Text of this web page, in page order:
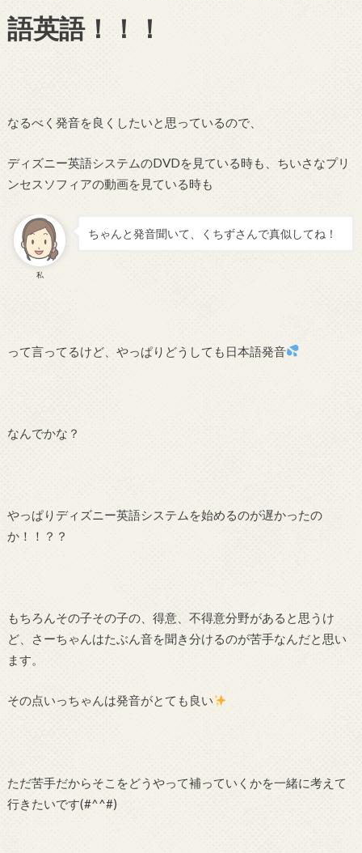
語英語！！！
なるべく発音を良くしたいと思っているので、
ディズニー英語システムのDVDを見ている時も、ちいさなプリ
ンセスソフィアの動画を見ている時も
私
ちゃんと発音聞いて、くちずさんで真似してね！
って言ってるけど、やっぱりどうしても日本語発音
なんでかな？
やっぱりディズニー英語システムを始めるのが遅かったの
か！！？？
もちろんその子その子の、得意、不得意分野があると思うけ
ど、さーちゃんはたぶん音を聞き分けるのが苦手なんだと思い
ます。
その点いっちゃんは発音がとても良い
ただ苦手だからそこをどうやって補っていくかを一緒に考えて
行きたいです(#^^#)